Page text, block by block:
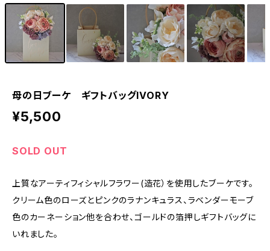
母の日ブーケ ギフトバッグIVORY
¥5,500
SOLD OUT
上質なアーティフィシャルフラワー(造花）を使用したブーケです。
クリーム色のローズとピンクのラナンキュラス、ラベンダーモーブ
色のカーネーション他を合わせ、ゴールドの箔押しギフトバッグに
いれました。